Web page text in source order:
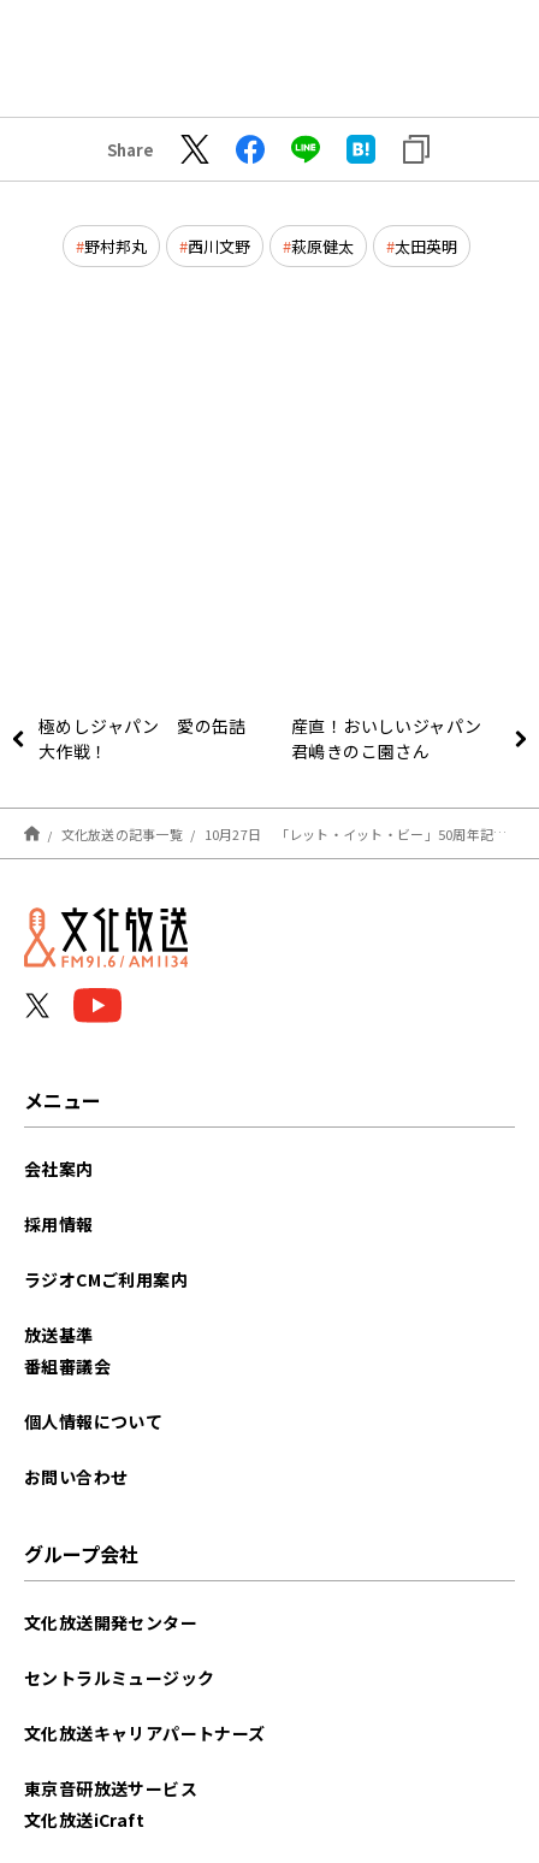
Share
野村邦丸 西川文野 萩原健太 太田英明
極めしジャパン 愛の缶詰
大作戦！
産直！おいしいジャパン
君嶋きのこ園さん
文化放送の記事一覧 10月27日 「レット・イット・ビー」50周年記念盤、満を持して登場！
メニュー
会社案内
採用情報
ラジオCMご利用案内
放送基準
番組審議会
個人情報について
お問い合わせ
グループ会社
文化放送開発センター
セントラルミュージック
文化放送キャリアパートナーズ
東京音研放送サービス
文化放送iCraft